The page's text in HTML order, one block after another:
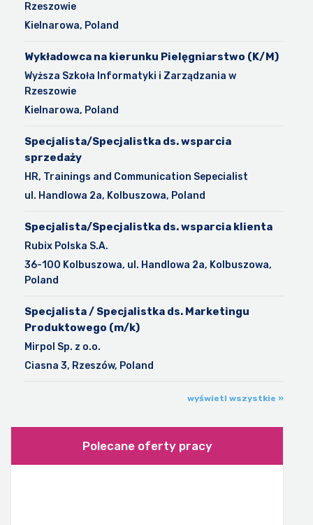
Rzeszowie
Kielnarowa, Poland
Wykładowca na kierunku Pielęgniarstwo (K/M)
Wyższa Szkoła Informatyki i Zarządzania w
Rzeszowie
Kielnarowa, Poland
Specjalista/Specjalistka ds. wsparcia
sprzedaży
HR, Trainings and Communication Sepecialist
ul. Handlowa 2a, Kolbuszowa, Poland
Specjalista/Specjalistka ds. wsparcia klienta
Rubix Polska S.A.
36-100 Kolbuszowa, ul. Handlowa 2a, Kolbuszowa,
Poland
Specjalista / Specjalistka ds. Marketingu
Produktowego (m/k)
Mirpol Sp. z o.o.
Ciasna 3, Rzeszów, Poland
wyświetl wszystkie »
Polecane oferty pracy